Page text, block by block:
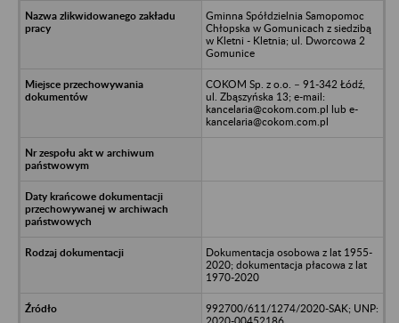
Gminna Spółdzielnia Samopomoc
Chłopska w Gomunicach z siedzibą
w Kletni - Kletnia; ul. Dworcowa 2
Gomunice
COKOM Sp. z o.o. – 91-342 Łódź,
ul. Zbąszyńska 13; e-mail:
kancelaria@cokom.com.pl lub e-
kancelaria@cokom.com.pl
Dokumentacja osobowa z lat 1955-
2020; dokumentacja płacowa z lat
1970-2020
992700/611/1274/2020-SAK; UNP: